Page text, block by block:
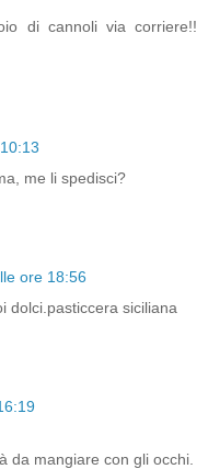
di cannoli via corriere!!
me li spedisci?
ore 18:56
dolci.pasticcera siciliana
da mangiare con gli occhi.